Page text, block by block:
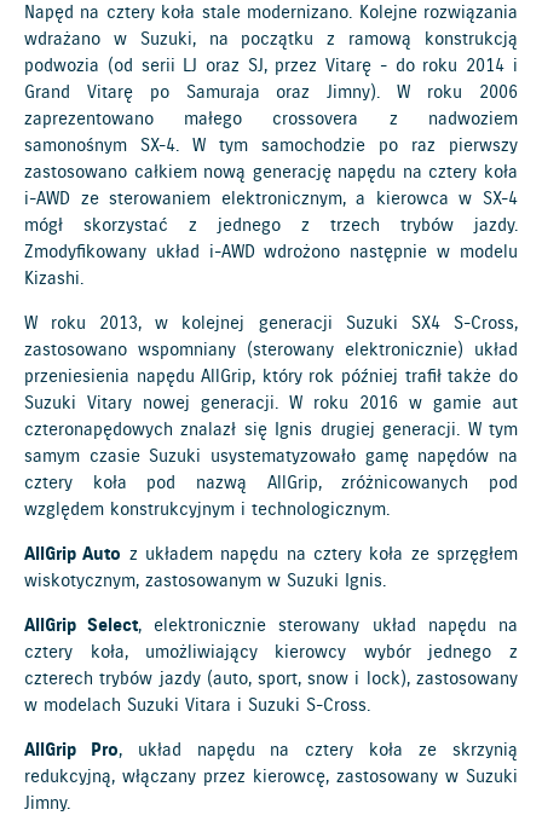
Napęd na cztery koła stale modernizano. Kolejne rozwiązania
wdrażano w Suzuki, na początku z ramową konstrukcją
podwozia (od serii LJ oraz SJ, przez Vitarę - do roku 2014 i
Grand Vitarę po Samuraja oraz Jimny). W roku 2006
zaprezentowano małego crossovera z nadwoziem
samonośnym SX-4. W tym samochodzie po raz pierwszy
zastosowano całkiem nową generację napędu na cztery koła
i-AWD ze sterowaniem elektronicznym, a kierowca w SX-4
mógł skorzystać z jednego z trzech trybów jazdy.
Zmodyfikowany układ i-AWD wdrożono następnie w modelu
Kizashi.
W roku 2013, w kolejnej generacji Suzuki SX4 S-Cross,
zastosowano wspomniany (sterowany elektronicznie) układ
przeniesienia napędu AllGrip, który rok później trafił także do
Suzuki Vitary nowej generacji. W roku 2016 w gamie aut
czteronapędowych znalazł się Ignis drugiej generacji. W tym
samym czasie Suzuki usystematyzowało gamę napędów na
cztery koła pod nazwą AllGrip, zróżnicowanych pod
względem konstrukcyjnym i technologicznym.
AllGrip Auto z układem napędu na cztery koła ze sprzęgłem
wiskotycznym, zastosowanym w Suzuki Ignis.
AllGrip Select, elektronicznie sterowany układ napędu na
cztery koła, umożliwiający kierowcy wybór jednego z
czterech trybów jazdy (auto, sport, snow i lock), zastosowany
w modelach Suzuki Vitara i Suzuki S-Cross.
AllGrip Pro, układ napędu na cztery koła ze skrzynią
redukcyjną, włączany przez kierowcę, zastosowany w Suzuki
Jimny.